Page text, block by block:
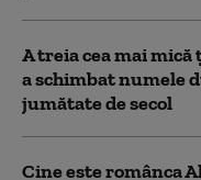
A treia cea mai
a schimbat numele
jumătate de secol
Cine este românca